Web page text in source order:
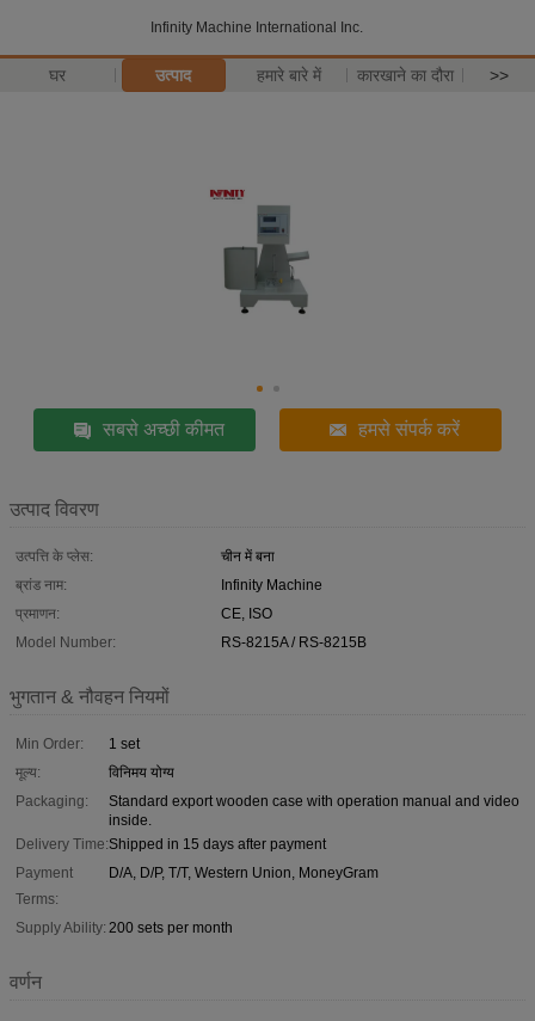
Infinity Machine International Inc.
घर उत्पाद हमारे बारे में कारखाने का दौरा >>
सबसे अच्छी कीमत हमसे संपर्क करें
उत्पाद विवरण
उत्पत्ति के प्लेस:
चीन में बना
ब्रांड नाम:
Infinity Machine
प्रमाणन:
CE, ISO
Model Number:
RS-8215A / RS-8215B
भुगतान & नौवहन नियमों
Min Order:
1 set
मूल्य:
विनिमय योग्य
Packaging:
Standard export wooden case with operation manual and video
inside.
Delivery Time:Shipped in 15 days after payment
Payment
Terms:
D/A, D/P, T/T, Western Union, MoneyGram
Supply Ability: 200 sets per month
वर्णन